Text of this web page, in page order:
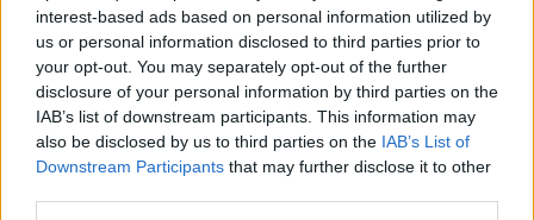
interest-based ads based on personal information utilized by
us or personal information disclosed to third parties prior to
your opt-out. You may separately opt-out of the further
disclosure of your personal information by third parties on the
IAB’s list of downstream participants. This information may
also be disclosed by us to third parties on the IAB’s List of
Downstream Participants that may further disclose it to other
DEIXA UNA RESPOSTA